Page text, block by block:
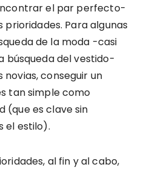
el par perfecto-
prioridades. Para algunas
de la moda -casi
búsqueda del vestido-
conseguir un
tan simple como
(que es clave sin
el estilo).
al fin y al cabo,